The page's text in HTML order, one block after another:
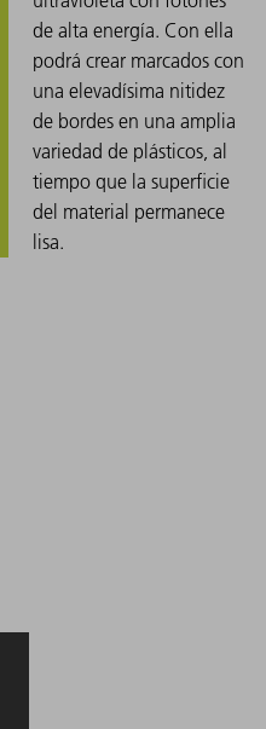
de alta energía. Con ella
podrá crear marcados con
una elevadísima nitidez
de bordes en una amplia
variedad de plásticos, al
tiempo que la superficie
del material permanece
lisa.